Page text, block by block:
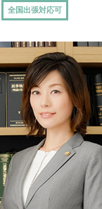
全国出張対応可